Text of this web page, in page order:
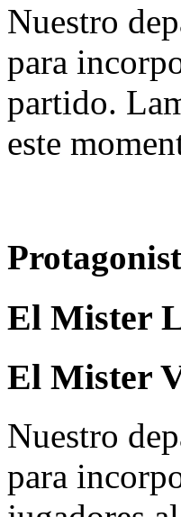
Nuestro
para
partido.
este
El Mister
El Mister
Nuestro
para